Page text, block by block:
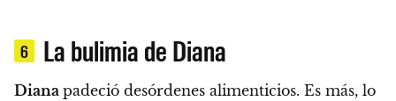
6 La bulimia de Diana
Diana padeció desórdenes alimenticios. Es más, lo